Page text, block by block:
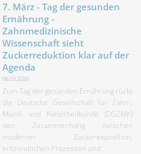
7. März - Tag der gesunden
Ernährung -
Zahnmedizinische
Wissenschaft sieht
Zuckerreduktion klar auf der
Agenda
06.03.2026
Zum Tag der gesunden Ernährung rückt
die Deutsche Gesellschaft für Zahn-,
Mund- und Kieferheilkunde (DGZMK)
den Zusammenhang zwischen
moderner Zuckerexposition,
entzündlichen Prozessen und...